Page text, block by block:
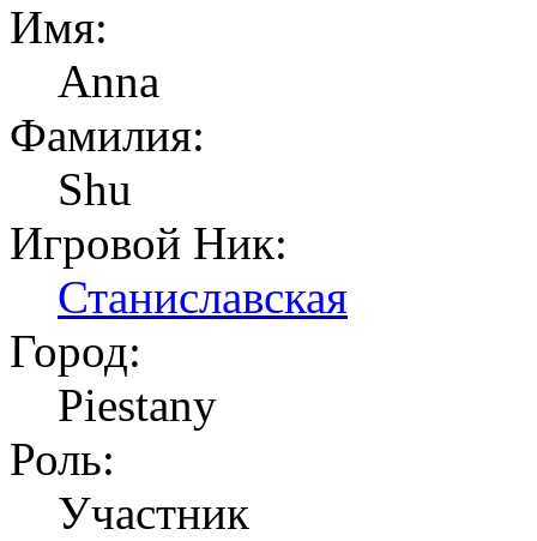
Имя:
Anna
Фамилия:
Shu
Игровой Ник:
Станиславская
Город:
Piestany
Роль:
Участник